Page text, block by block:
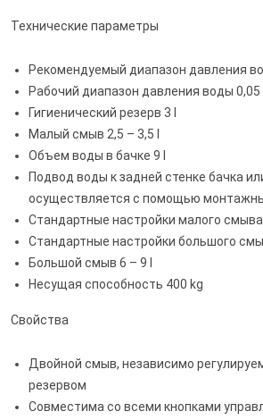
Технические параметры
Рекомендуемый диапазон давления
Рабочий диапазон давления воды 0,05
Гигиенический резерв 3 l
Малый смыв 2,5 – 3,5 l
Объем воды в бачке 9 l
Подвод воды к задней стенке бачка
осуществляется с помощью
Стандартные настройки малого смыва
Стандартные настройки большого
Большой смыв 6 – 9 l
Несущая способность 400 kg
Свойства
Двойной смыв, независимо
резервом
Совместима со всеми кнопками